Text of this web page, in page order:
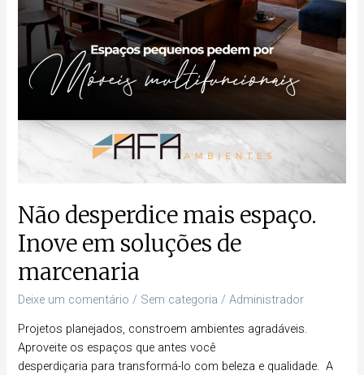
Não desperdice mais espaço.
Inove em soluções de
marcenaria
Deixe um comentário / Sem categoria /Administrador
Projetos planejados, constroem ambientes agradáveis.
Aproveite os espaços que antes você
desperdiçaria para transformá-lo com beleza e qualidade. A
marcenaria